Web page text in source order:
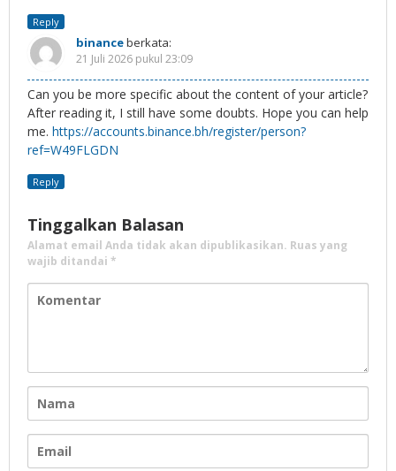
Reply
binanceberkata:
21 Juli 2026 pukul 23:09
Can you be more specific about the content of your article?
After reading it, I still have some doubts. Hope you can help
me. https://accounts.binance.bh/register/person?
ref=W49FLGDN
Reply
Tinggalkan Balasan
Alamat email Anda tidak akan dipublikasikan. Ruas yang
wajib ditandai *